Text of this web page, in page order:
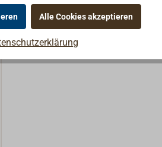
Alle Cookies akzeptieren